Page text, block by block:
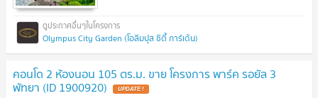
Olympus City Garden (โอลิมปุส ซิตี้ การ์เด้น)
คอนโด 2 ห้องนอน 105 ตร.ม. ขาย โครงการ พาร์ค รอยัล 3
พัทยา (ID 1900920) UPDATE !